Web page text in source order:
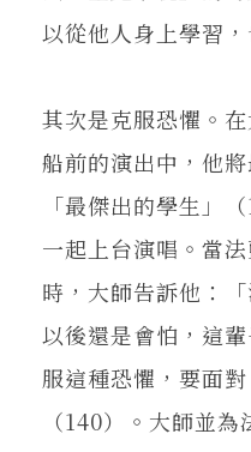
以從他人身上學習
其次是克服恐懼。
船前的演出中，他
「最傑出的學生」
一起上台演唱。當
時，大師告訴他：
以後還是會怕，這
服這種恐懼，要面對
（140）。大師並